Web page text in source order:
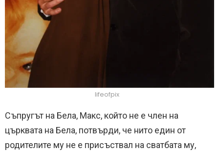
lifeofpix
Съпругът на Бела, Макс, който не е член на
църквата на Бела, потвърди, че нито един от
родителите му не е присъствал на сватбата му,